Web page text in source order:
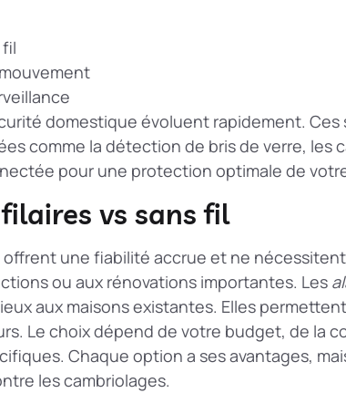
domestique évoluent rapidement.
comme la détection de bris de verre, les
pour une protection optimale de
vs sans fil
offrent une fiabilité accrue et ne
ou aux rénovations importantes. Les
aux maisons existantes. Elles
Le choix dépend de votre budget, de la
Chaque option a ses avantages,
les cambriolages.